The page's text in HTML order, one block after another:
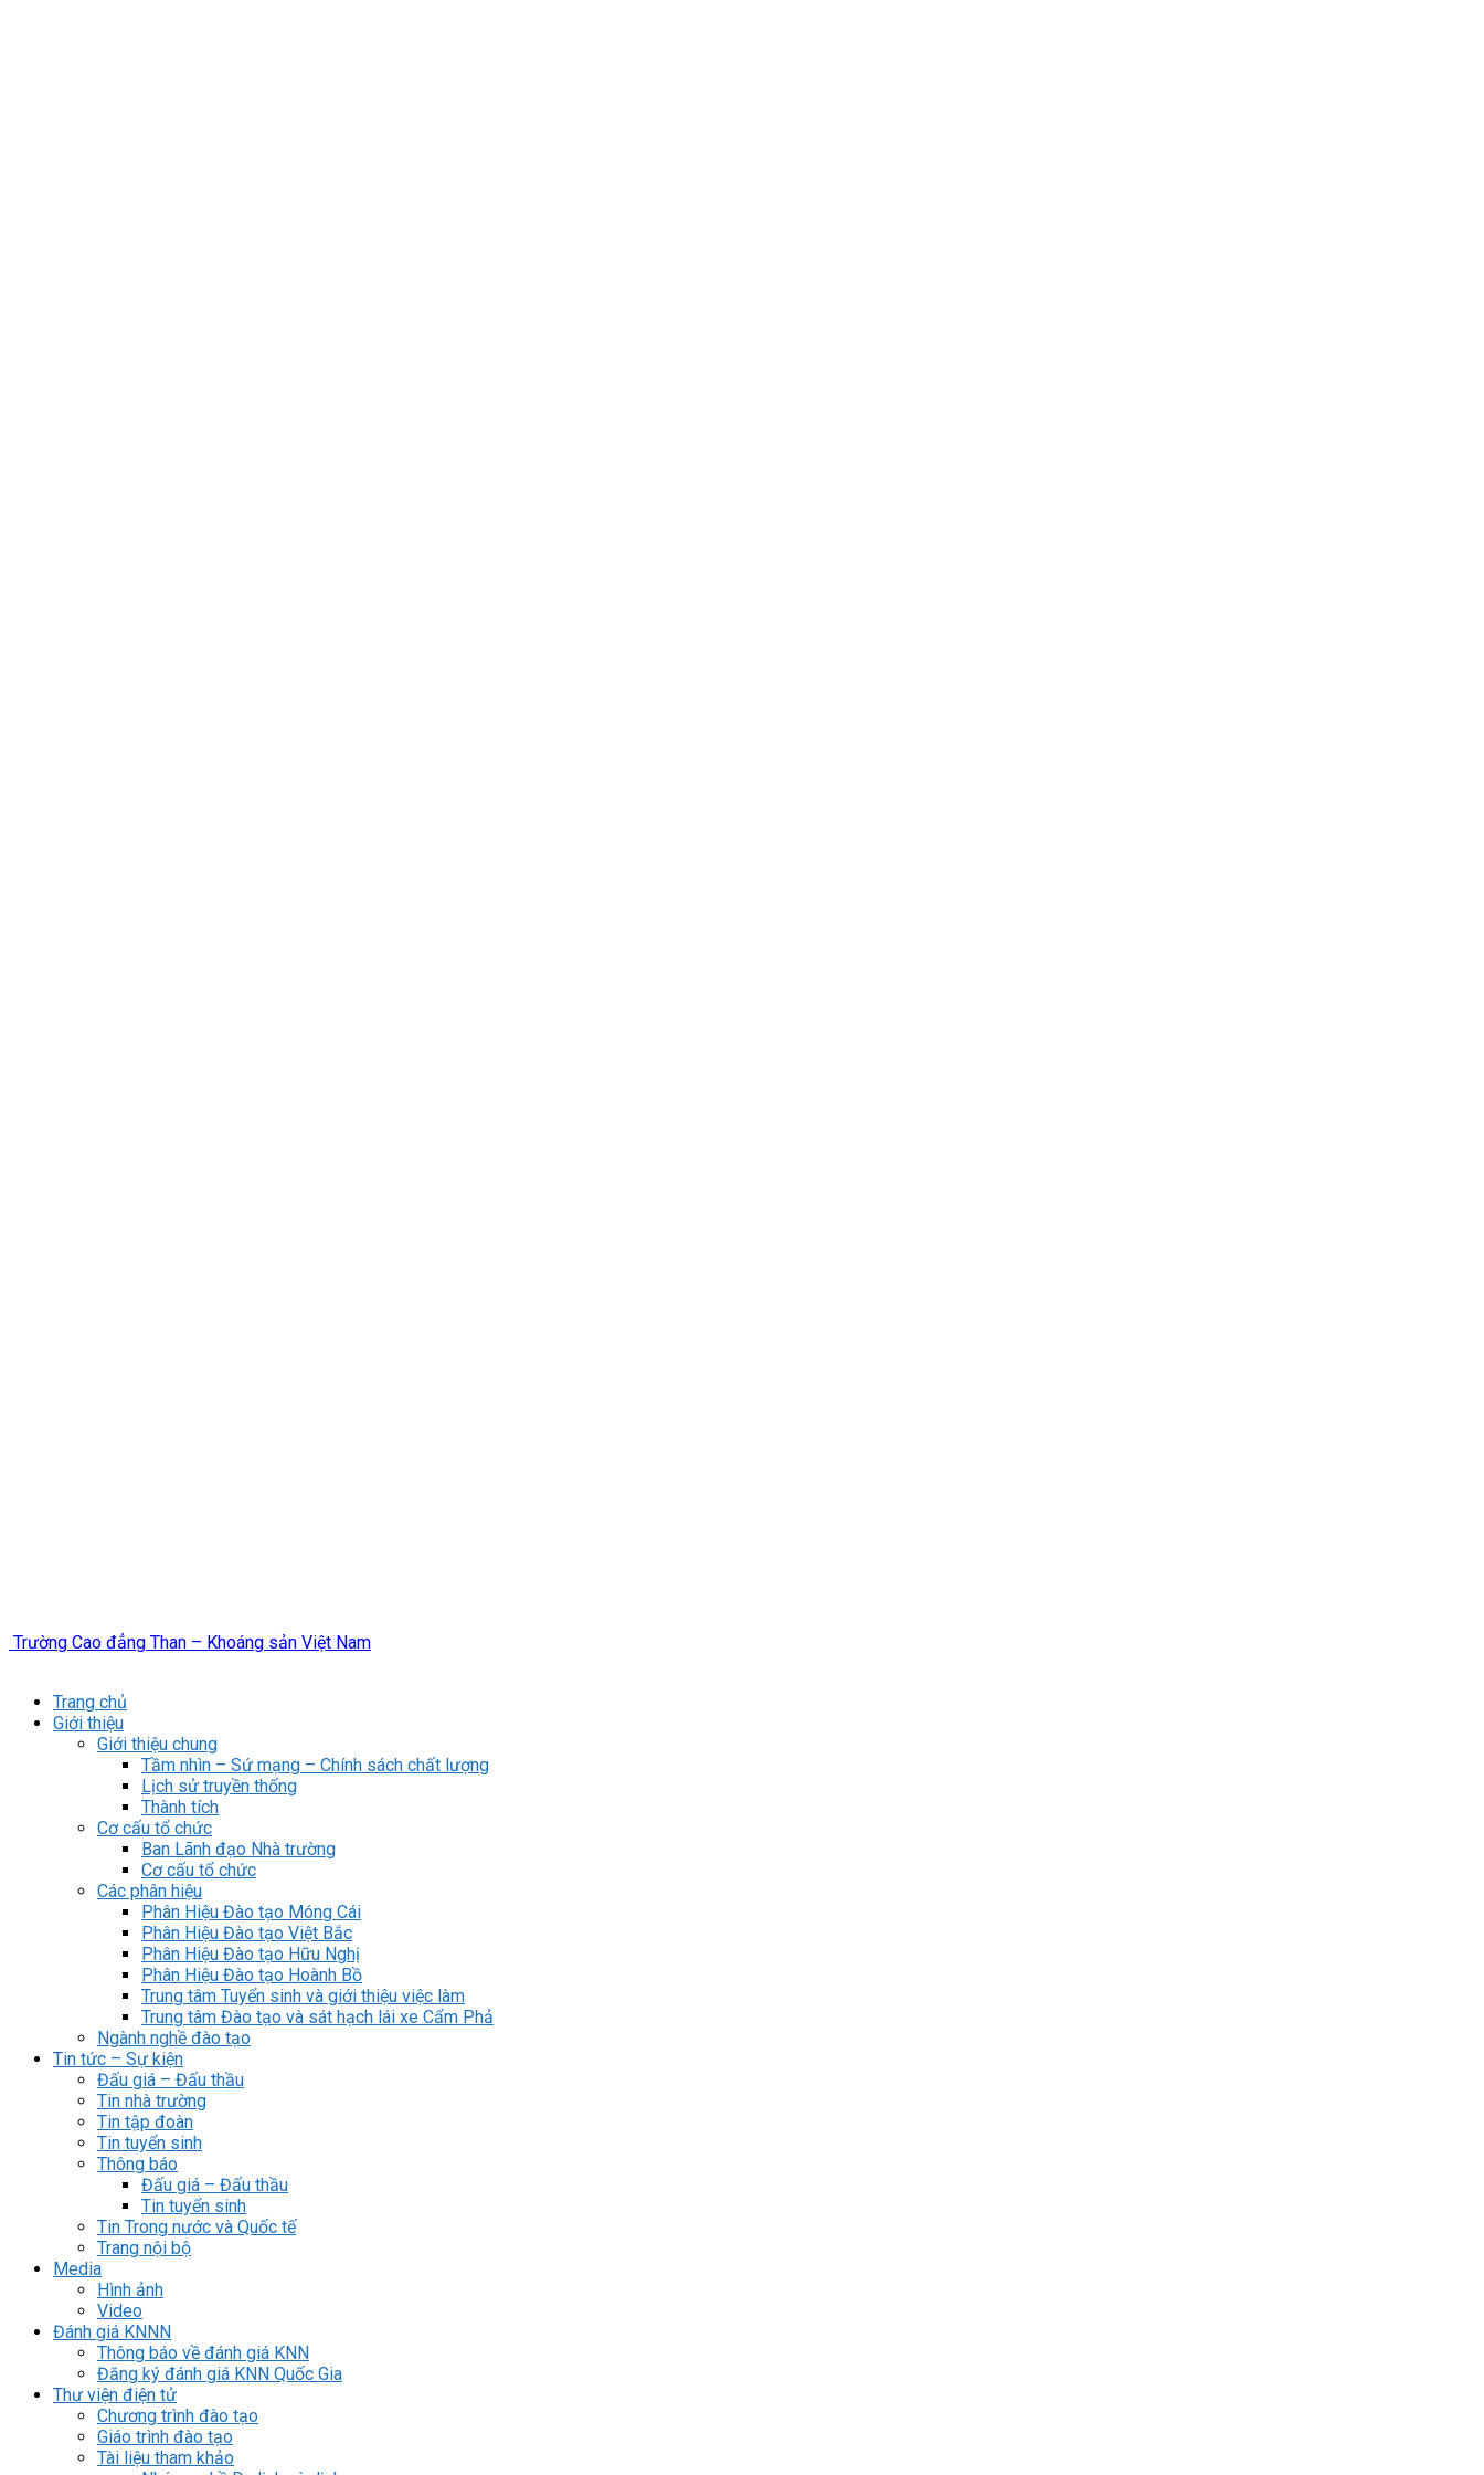
Trường Cao đẳng Than – Khoáng sản Việt Nam
Trang chủ
Giới thiệu
Giới thiệu chung
Tầm nhìn – Sứ mạng – Chính sách chất lượng
Lịch sử truyền thống
Thành tích
Cơ cấu tổ chức
Ban Lãnh đạo Nhà trường
Cơ cấu tổ chức
Các phân hiệu
Phân Hiệu Đào tạo Móng Cái
Phân Hiệu Đào tạo Việt Bắc
Phân Hiệu Đào tạo Hữu Nghị
Phân Hiệu Đào tạo Hoành Bồ
Trung tâm Tuyển sinh và giới thiệu việc làm
Trung tâm Đào tạo và sát hạch lái xe Cẩm Phả
Ngành nghề đào tạo
Tin tức – Sự kiện
Đấu giá – Đấu thầu
Tin nhà trường
Tin tập đoàn
Tin tuyển sinh
Thông báo
Đấu giá – Đấu thầu
Tin tuyển sinh
Tin Trong nước và Quốc tế
Trang nội bộ
Media
Hình ảnh
Video
Đánh giá KNNN
Thông báo về đánh giá KNN
Đăng ký đánh giá KNN Quốc Gia
Thư viện điện tử
Chương trình đào tạo
Giáo trình đào tạo
Tài liệu tham khảo